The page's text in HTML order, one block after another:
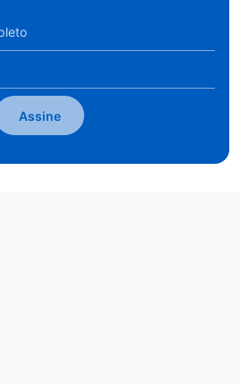
Assine